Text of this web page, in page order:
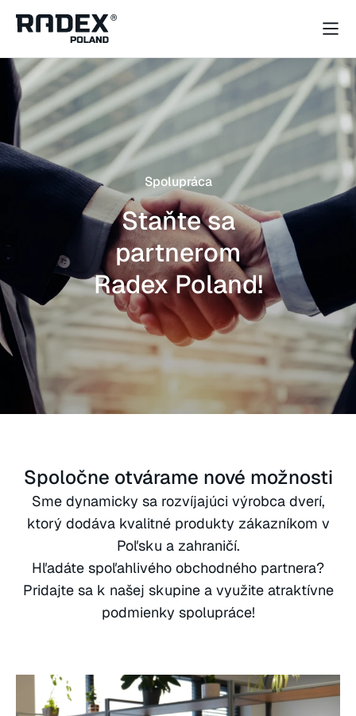
Spolupráca
Staňte sa
partnerom
Radex Poland!
Spoločne otvárame nové možnosti
Sme dynamicky sa rozvíjajúci výrobca dverí,
ktorý dodáva kvalitné produkty zákazníkom v
Poľsku a zahraničí.
Hľadáte spoľahlivého obchodného partnera?
Pridajte sa k našej skupine a využite atraktívne
podmienky spolupráce!